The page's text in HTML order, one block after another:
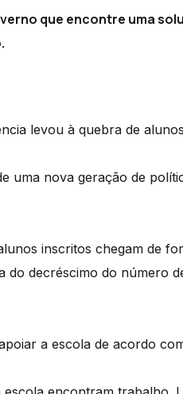
que encontre uma
levou à quebra de
uma nova geração de
inscritos chegam de
decréscimo do número
a escola de acordo